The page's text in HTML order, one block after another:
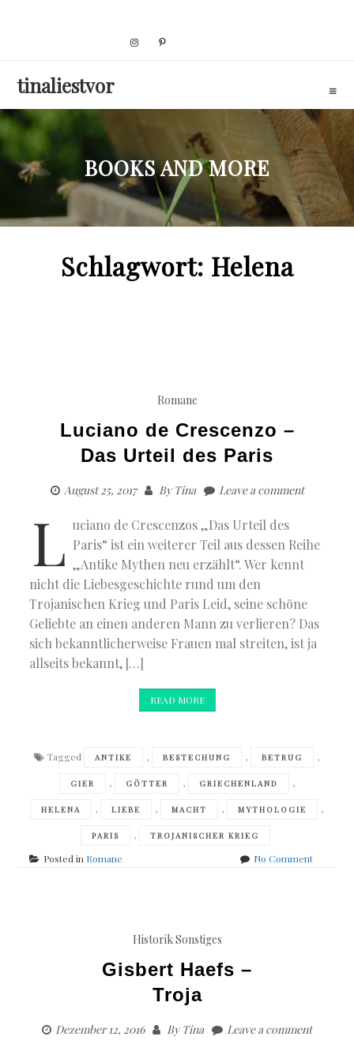
tinaliestvor
BOOKS AND MORE
Schlagwort: Helena
Romane
Luciano de Crescenzo –
Das Urteil des Paris
August 25, 2017 ByTina Leave a comment
L uciano de Crescenzos „Das Urteil des
Paris“ ist ein weiterer Teil aus dessen Reihe
„Antike Mythen neu erzählt“. Wer kennt
nicht die Liebesgeschichte rund um den
Trojanischen Krieg und Paris Leid, seine schöne
Geliebte an einen anderen Mann zu verlieren? Das
sich bekanntlicherweise Frauen mal streiten, ist ja
allseits bekannt, […]
READ MORE
Tagged ANTIKE , BESTECHUNG , BETRUG ,
GIER , GÖTTER , GRIECHENLAND ,
HELENA , LIEBE , MACHT , MYTHOLOGIE ,
PARIS , TROJANISCHER KRIEG
Posted in Romane No Commenton
HistorikSonstiges
Gisbert Haefs –
Troja
Dezember 12, 2016 ByTina Leave a comment